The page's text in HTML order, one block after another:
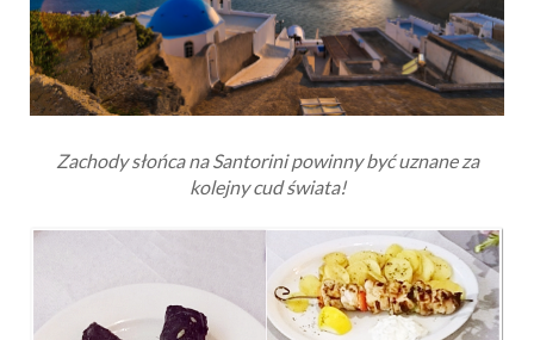
Zachody słońca na Santorini powinny być uznane za
kolejny cud świata!